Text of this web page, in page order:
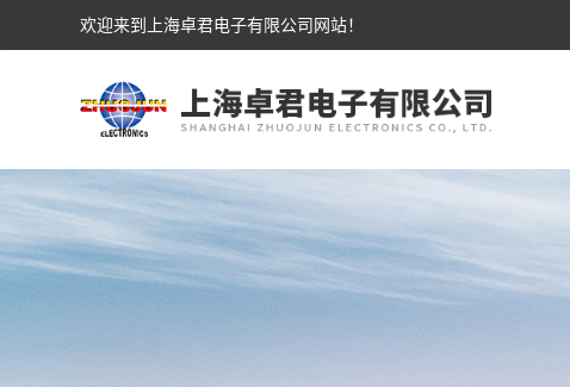
欢迎来到上海卓君电子有限公司网站！